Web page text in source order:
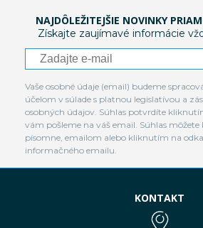
NAJDÔLEŽITEJŠIE NOVINKY
Získajte zaujímavé informácie
Vaše osobné údaje (email) budeme
účelom v súlade s platnou legislatívou a
osobných údajov. Súhlas potvrdíte
vám pošleme na váš email. Súhlas
písomne, emailom alebo kliknutím na
informačného emailu.
KONTAKT